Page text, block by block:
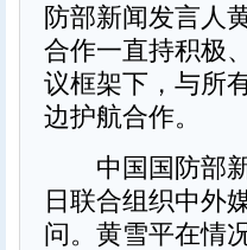
防部新闻发言人
合作一直持积极
议框架下，与所
边护航合作。
中国国防部新
日联合组织中外
问。黄雪平在情